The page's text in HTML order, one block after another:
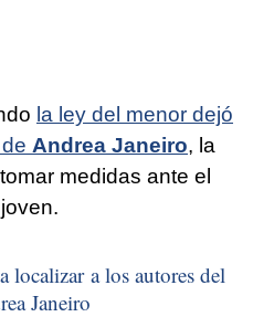
la ley del menor dejó
Andrea Janeiro, la
medidas ante el
localizar a los autores del
Janeiro